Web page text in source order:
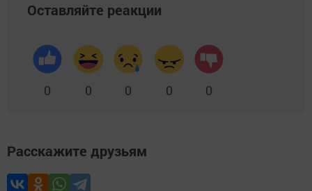
Оставляйте реакции
0 0 0 0 0
Расскажите друзьям